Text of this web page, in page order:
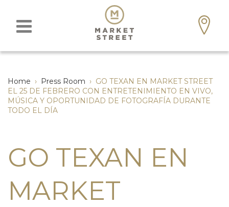
Home › Press Room › GO TEXAN EN MARKET STREET
EL 25 DE FEBRERO CON ENTRETENIMIENTO EN VIVO,
MÚSICA Y OPORTUNIDAD DE FOTOGRAFÍA DURANTE
TODO EL DÍA
GO TEXAN EN
MARKET